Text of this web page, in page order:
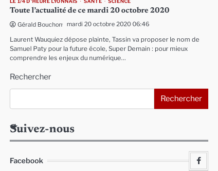
Toute l’actualité de ce mardi 20 octobre 2020
Gérald Bouchon mardi 20 octobre 2020 06:46
Laurent Wauquiez dépose plainte, Tassin va proposer le nom de
Samuel Paty pour la future école, Super Demain : pour mieux
comprendre les enjeux du numérique…
Rechercher
Rechercher
Suivez-nous
Facebook